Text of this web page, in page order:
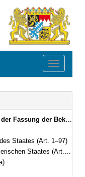
Toggle
(GVBl. S. 991, 992) BayRS 100-1-I (Art. 1–188)
Staates (Art. 1–97)
Staates (Art. 1–12)